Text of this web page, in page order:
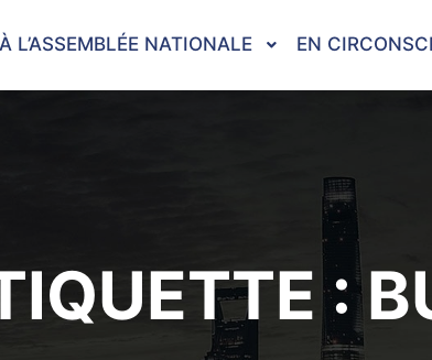
À L’ASSEMBLÉE NATIONALE EN
: